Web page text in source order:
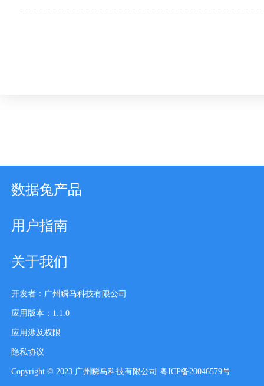
数据兔产品
用户指南
关于我们
开发者：广州瞬马科技有限公司
应用版本：1.1.0
应用涉及权限
隐私协议
Copyright © 2023 广州瞬马科技有限公司 粤ICP备20046579号